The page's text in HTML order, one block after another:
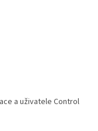
a uživatele Control